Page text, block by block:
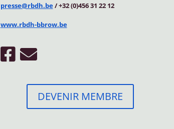
presse@rbdh.be/ +32 (0)456 31 22 12
www.rbdh-bbrow.be
DEVENIR MEMBRE